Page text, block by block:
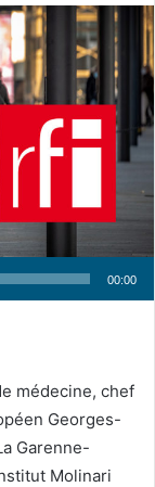
00:00
médecine, chef
Georges-
Garenne-
Molinari